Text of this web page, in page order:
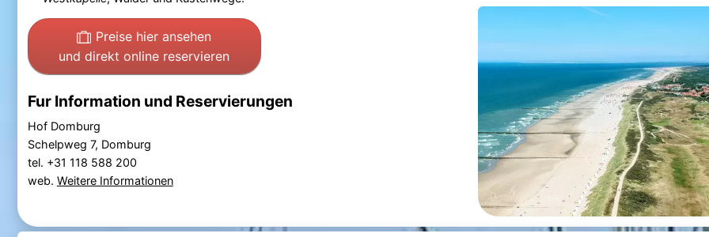
Preise hier ansehen
und direkt online reservieren
Fur Information und Reservierungen
Hof Domburg
Schelpweg 7, Domburg
tel. +31 118 588 200
web. Weitere Informationen